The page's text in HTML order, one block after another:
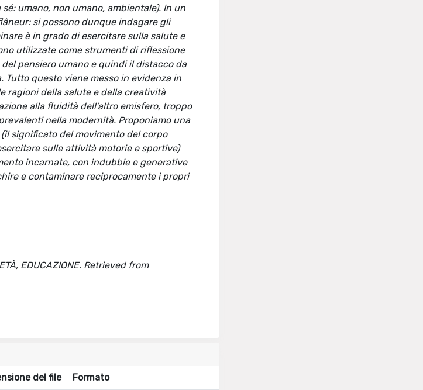
umano, non umano, ambientale). In un
si possono dunque indagare gli
è in grado di esercitare sulla salute e
utilizzate come strumenti di riflessione
pensiero umano e quindi il distacco da
questo viene messo in evidenza in
ragioni della salute e della creatività
alla fluidità dell’altro emisfero, troppo
nella modernità. Proponiamo una
significato del movimento del corpo
sulle attività motorie e sportive)
incarnate, con indubbie e generative
e contaminare reciprocamente i propri
EDUCAZIONE. Retrieved from
del file Formato